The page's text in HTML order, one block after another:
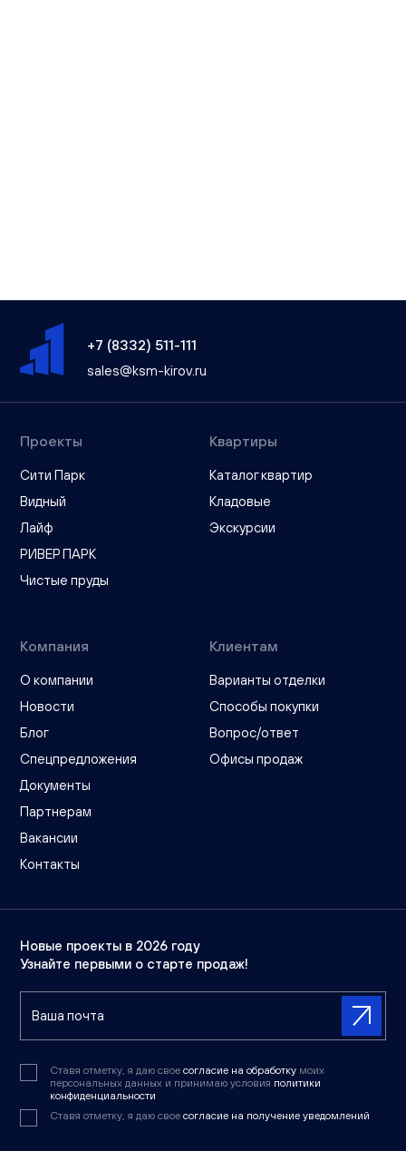
+7 (8332) 511-111
sales@ksm-kirov.ru
Проекты
Сити Парк
Видный
Лайф
РИВЕР ПАРК
Чистые пруды
Квартиры
Каталог квартир
Кладовые
Экскурсии
Компания
О компании
Новости
Блог
Спецпредложения
Документы
Партнерам
Вакансии
Контакты
Клиентам
Варианты отделки
Способы покупки
Вопрос/ответ
Офисы продаж
Новые проекты в 2026 году
Узнайте первыми о старте продаж!
Ставя отметку, я даю свое согласие на обработку моих
персональных данных и принимаю условия политики
конфиденциальности
Ставя отметку, я даю свое согласие на получение уведомлений